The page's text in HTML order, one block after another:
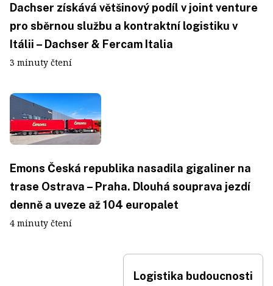
Dachser získává většinový podíl v joint venture
pro sběrnou službu a kontraktní logistiku v
Itálii – Dachser & Fercam Italia
3 minuty čtení
Emons Česká republika nasadila gigaliner na
trase Ostrava – Praha. Dlouhá souprava jezdí
denně a uveze až 104 europalet
4 minuty čtení
Logistika budoucnosti